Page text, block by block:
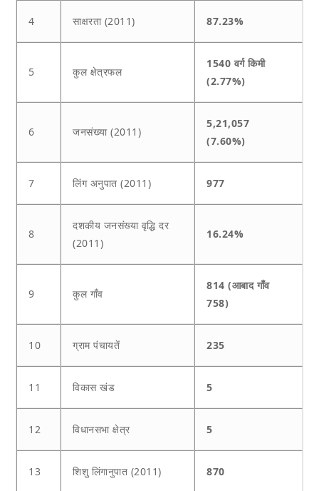
4 साक्षरता (2011) 87.23%
5 कुल क्षेत्रफल
1540 वर्ग किमी
(2.77%)
6 जनसंख्या (2011)
5,21,057
(7.60%)
7 लिंग अनुपात (2011) 977
8
दशकीय जनसंख्या वृद्धि दर
(2011)
16.24%
9 कुल गाँव
814 (आबाद गाँव
758)
10 ग्राम पंचायतें 235
11 विकास खंड 5
12 विधानसभा क्षेत्र 5
13 शिशु लिंगानुपात (2011) 870